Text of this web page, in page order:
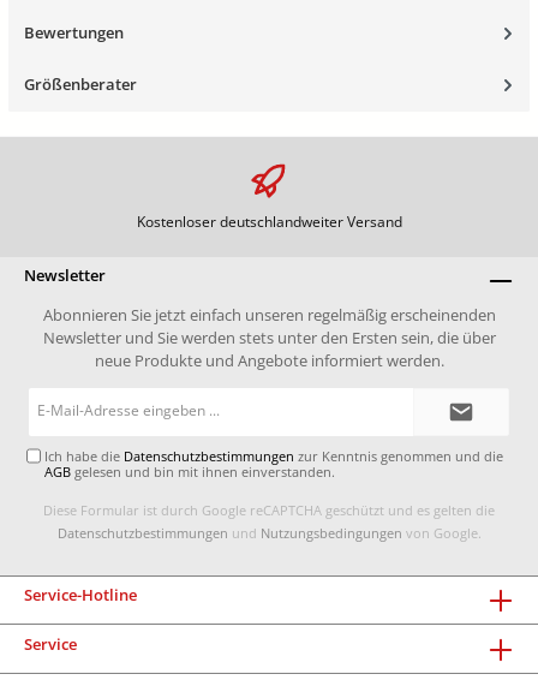
Bewertungen
Größenberater
Kostenloser deutschlandweiter Versand
Newsletter
Abonnieren Sie jetzt einfach unseren regelmäßig erscheinenden
Newsletter und Sie werden stets unter den Ersten sein, die über
neue Produkte und Angebote informiert werden.
Ich habe die Datenschutzbestimmungen zur Kenntnis genommen und die
AGB gelesen und bin mit ihnen einverstanden.
Diese Formular ist durch Google reCAPTCHA geschützt und es gelten die
Datenschutzbestimmungen und Nutzungsbedingungen von Google.
Service-Hotline
Service